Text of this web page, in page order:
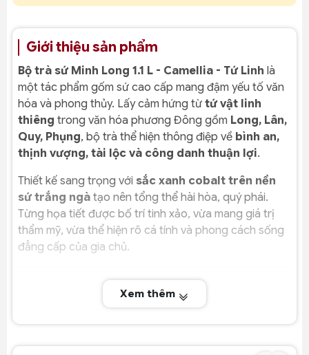
Giới thiệu sản phẩm
Bộ trà sứ Minh Long 1.1 L - Camellia - Tứ Linh là
một tác phẩm gốm sứ cao cấp mang đậm yếu tố văn
hóa và phong thủy. Lấy cảm hứng từ tứ vật linh
thiêng trong văn hóa phương Đông gồm Long, Lân,
Quy, Phụng, bộ trà thể hiện thông điệp về bình an,
thịnh vượng, tài lộc và công danh thuận lợi.
Thiết kế sang trọng với sắc xanh cobalt trên nền
sứ trắng ngà tạo nên tổng thể hài hòa, quý phái.
Từng họa tiết được bố trí tinh xảo, vừa mang giá trị
thẩm mỹ, vừa thể hiện rõ cá tính và phong cách sống
đẳng cấp của gia chủ.
Giới thiệu thương hiệu Minh Long
là thương hiệu gốm sứ hàng đầu tại Việt
Nam với hơn 50 năm uy tín trong ngành chế tác sứ
nghệ thuật. Minh Long không chỉ nổi bật bởi chất
Xem thêm